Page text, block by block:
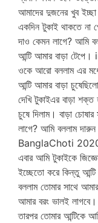
আমাদের দুজনের খুব
একদিন টুকাই থাকতে না
দাও কেমন লাগে? আমি
আন্টি আমার বাড়া
ওকে আরো বললাম এর
আন্টি আমার বাড়া
দেখি টুকাইএর বাড়া শক্ত
চুষে দিলাম। বাড়া
লাগে? আমি বললাম
BanglaChoti
এবার আমি টুকাইকে
ইচ্ছেতো করে কিন্তু
বললাম তোমার সাথে
আমার বরং ভালই
তারপর তোমার আন্টিকে